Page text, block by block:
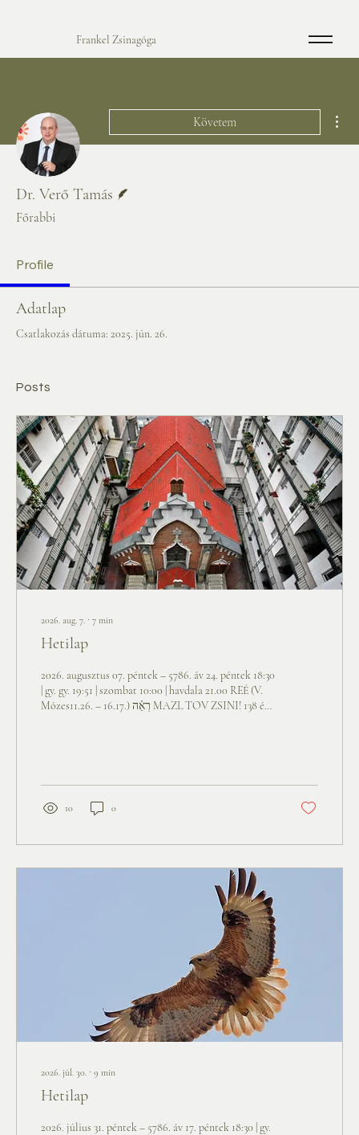
Frankel Zsinagóga
Követem
Dr. Verő Tamás
Főrabbi
Profile
Adatlap
Csatlakozás dátuma: 2025. jún. 26.
Posts
2026. aug. 7. ∙ 7 min
Hetilap
2026. augusztus 07. péntek – 5786. áv 24. péntek 18:30
| gy. gy. 19:51 | szombat 10:00 | havdala 21.00 REÉ (V.
Mózes11.26. – 16.17.) רְאֵ֗ה MAZL TOV ZSINI! 138 év!
az uszony és pikkely. A...
10 0
2026. júl. 30. ∙ 9 min
Hetilap
2026. július 31. péntek – 5786. áv 17. péntek 18:30 | gy.